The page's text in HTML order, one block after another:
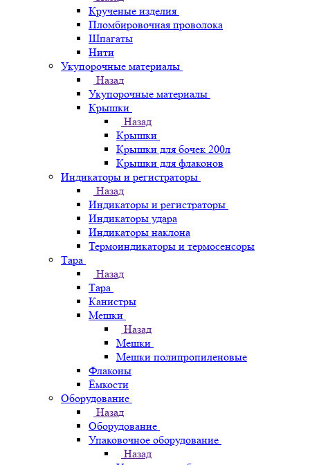
Крученые изделия
Пломбировочная проволока
Шпагаты
Нити
Укупорочные материалы
Назад
Укупорочные материалы
Крышки
Назад
Крышки
Крышки для бочек 200л
Крышки для флаконов
Индикаторы и регистраторы
Назад
Индикаторы и регистраторы
Индикаторы удара
Индикаторы наклона
Термоиндикаторы и термосенсоры
Тара
Назад
Тара
Канистры
Мешки
Назад
Мешки
Мешки полипропиленовые
Флаконы
Ёмкости
Оборудование
Назад
Оборудование
Упаковочное оборудование
Назад